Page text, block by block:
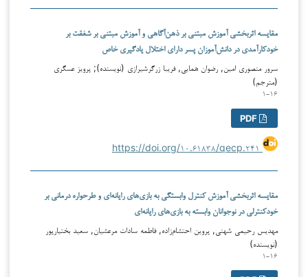
مقایسه اثربخشی آموزش مبتنی بر ذهن‌آگاهی و آموزش مبتنی بر شفقت بر
خودکارآمدی در دانش‌آموزان پسر دارای اختلال یادگیری خاص
سرور منصوری امین, رضوان همایی, فریبا زرگرشیرازی (نویسنده); پرویز عسگری
(مترجم)
۱-۱۶
https://doi.org/۱۰.۶۱۸۳۸/qecp.۲۴۱
مقایسه اثربخشی آموزش کنترل وابستگی به بازی‌های رایانه‌ای و طرحواره درمانی بر
خودکنترلی در نوجوانان وابسته به بازی‌های رایانه‌ای
مهدیس رحیمی شهنی, پروین احتشام‌زاده, فاطمه سادات مرعشیان, سعید بختیارپور
(نویسنده)
۱-۱۶